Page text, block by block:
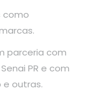
como
parceria com
PR e com
e outras.